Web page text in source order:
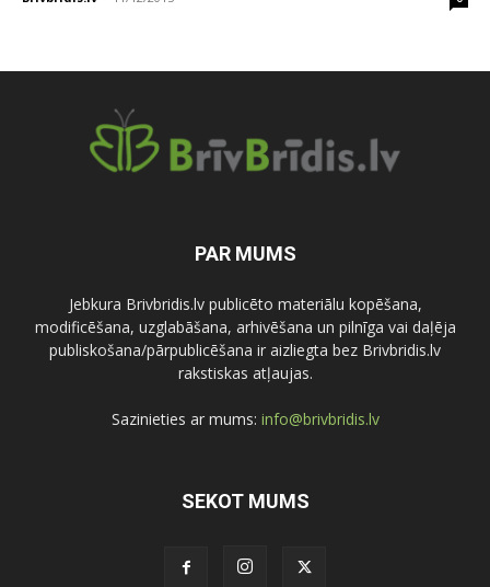
PAR MUMS
Jebkura Brivbridis.lv publicēto materiālu kopēšana,
modificēšana, uzglabāšana, arhivēšana un pilnīga vai daļēja
publiskošana/pārpublicēšana ir aizliegta bez Brivbridis.lv
rakstiskas atļaujas.
Sazinieties ar mums: info@brivbridis.lv
SEKOT MUMS